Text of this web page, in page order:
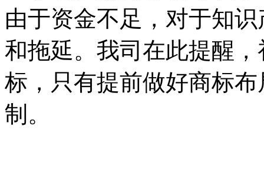
由于资金不足，对于知
和拖延。我司在此提醒
标，只有提前做好商标
制。